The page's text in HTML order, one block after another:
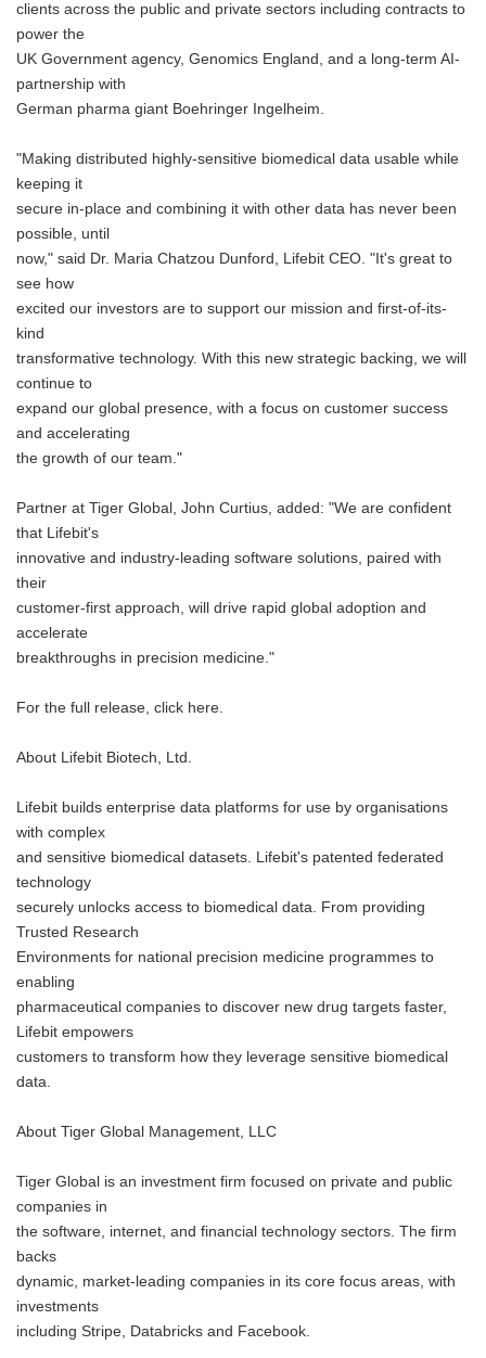
clients across the public and private sectors including contracts to
power the
UK Government agency, Genomics England, and a long-term AI-
partnership with
German pharma giant Boehringer Ingelheim.
"Making distributed highly-sensitive biomedical data usable while
keeping it
secure in-place and combining it with other data has never been
possible, until
now," said Dr. Maria Chatzou Dunford, Lifebit CEO. "It's great to
see how
excited our investors are to support our mission and first-of-its-
kind
transformative technology. With this new strategic backing, we will
continue to
expand our global presence, with a focus on customer success
and accelerating
the growth of our team."
Partner at Tiger Global, John Curtius, added: "We are confident
that Lifebit's
innovative and industry-leading software solutions, paired with
their
customer-first approach, will drive rapid global adoption and
accelerate
breakthroughs in precision medicine."
For the full release, click here.
About Lifebit Biotech, Ltd.
Lifebit builds enterprise data platforms for use by organisations
with complex
and sensitive biomedical datasets. Lifebit's patented federated
technology
securely unlocks access to biomedical data. From providing
Trusted Research
Environments for national precision medicine programmes to
enabling
pharmaceutical companies to discover new drug targets faster,
Lifebit empowers
customers to transform how they leverage sensitive biomedical
data.
About Tiger Global Management, LLC
Tiger Global is an investment firm focused on private and public
companies in
the software, internet, and financial technology sectors. The firm
backs
dynamic, market-leading companies in its core focus areas, with
investments
including Stripe, Databricks and Facebook.